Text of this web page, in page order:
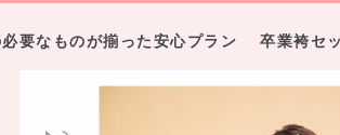
必要なものが揃った安心プラン 卒業袴セ